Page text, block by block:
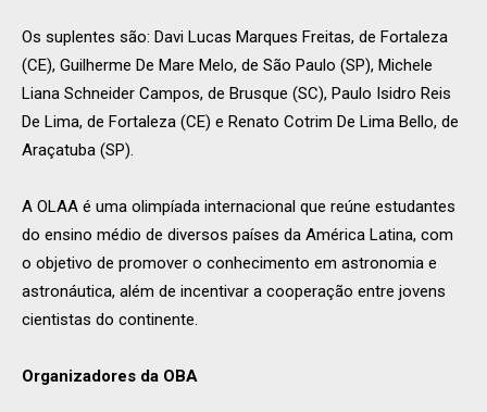
Os suplentes são: Davi Lucas Marques Freitas, de Fortaleza
(CE), Guilherme De Mare Melo, de São Paulo (SP), Michele
Liana Schneider Campos, de Brusque (SC), Paulo Isidro Reis
De Lima, de Fortaleza (CE) e Renato Cotrim De Lima Bello, de
Araçatuba (SP).
A OLAA é uma olimpíada internacional que reúne estudantes
do ensino médio de diversos países da América Latina, com
o objetivo de promover o conhecimento em astronomia e
astronáutica, além de incentivar a cooperação entre jovens
cientistas do continente.
Organizadores da OBA